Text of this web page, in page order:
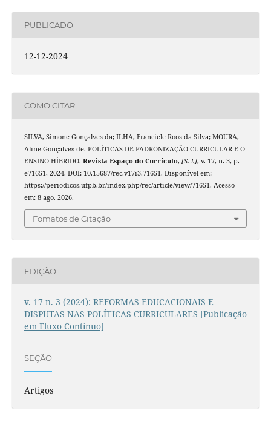
PUBLICADO
12-12-2024
COMO CITAR
SILVA, Simone Gonçalves da; ILHA, Franciele Roos da Silva; MOURA,
Aline Gonçalves de. POLÍTICAS DE PADRONIZAÇÃO CURRICULAR E O
ENSINO HÍBRIDO. Revista Espaço do Currículo, [S. l.], v. 17, n. 3, p.
e71651, 2024. DOI: 10.15687/rec.v17i3.71651. Disponível em:
https://periodicos.ufpb.br/index.php/rec/article/view/71651. Acesso
em: 8 ago. 2026.
Fomatos de Citação
EDIÇÃO
v. 17 n. 3 (2024): REFORMAS EDUCACIONAIS E
DISPUTAS NAS POLÍTICAS CURRICULARES [Publicação
em Fluxo Contínuo]
SEÇÃO
Artigos